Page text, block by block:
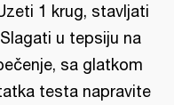
1 krug, stavljati
u tepsiju na
sa glatkom
testa napravite